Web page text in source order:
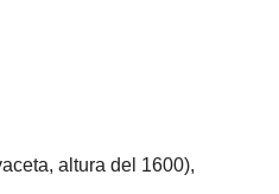
altura del 1600),